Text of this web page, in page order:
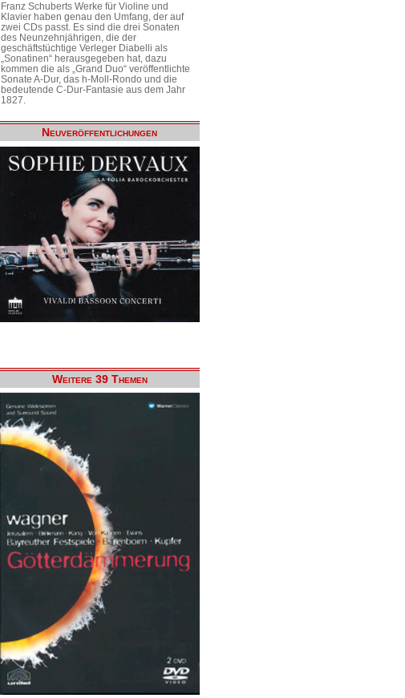
Franz Schuberts Werke für Violine und
Klavier haben genau den Umfang, der auf
zwei CDs passt. Es sind die drei Sonaten
des Neunzehnjährigen, die der
geschäftstüchtige Verleger Diabelli als
„Sonatinen“ herausgegeben hat, dazu
kommen die als „Grand Duo“ veröffentlichte
Sonate A-Dur, das h-Moll-Rondo und die
bedeutende C-Dur-Fantasie aus dem Jahr
1827.
Neuveröffentlichungen
Weitere 39 Themen